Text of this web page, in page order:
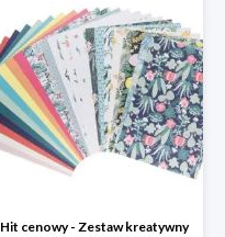
Hit cenowy - Zestaw kreatywny